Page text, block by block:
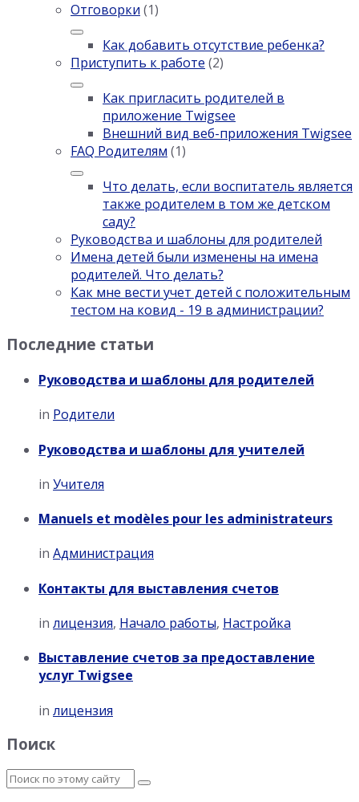
Отговорки (1)
Как добавить отсутствие ребенка?
Приступить к работе (2)
Как пригласить родителей в
приложение Twigsee
Внешний вид веб-приложения Twigsee
FAQ Родителям (1)
Что делать, если воспитатель является
также родителем в том же детском
саду?
Руководства и шаблоны для родителей
Имена детей были изменены на имена
родителей. Что делать?
Как мне вести учет детей с положительным
тестом на ковид - 19 в администрации?
Последние статьи
Руководства и шаблоны для родителей
in Родители
Руководства и шаблоны для учителей
in Учителя
Manuels et modèles pour les administrateurs
in Администрация
Контакты для выставления счетов
in лицензия, Начало работы, Настройка
Выставление счетов за предоставление
услуг Twigsee
in лицензия
Поиск